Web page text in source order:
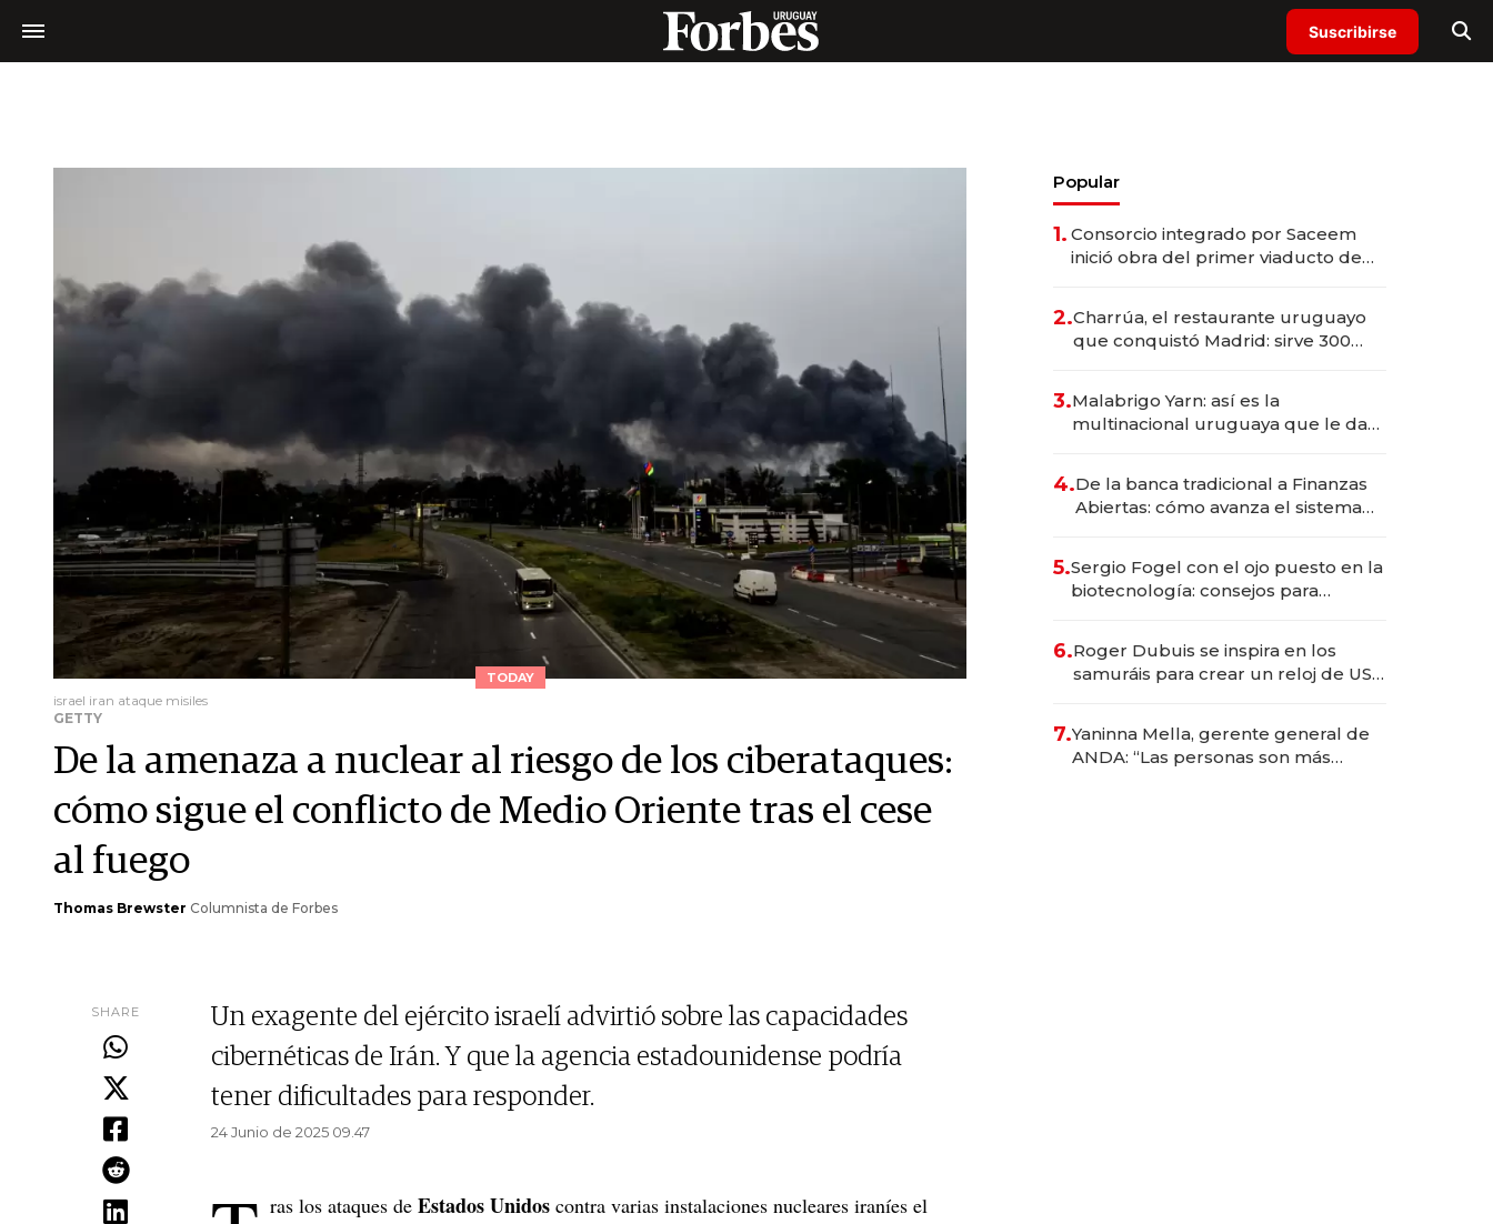
Suscribirse
TODAY
israel iran ataque misiles
GETTY
De la amenaza a nuclear al riesgo de los ciberataques:
cómo sigue el conflicto de Medio Oriente tras el cese
al fuego
Thomas Brewster Columnista de Forbes
SHARE
Un exagente del ejército israelí advirtió sobre las capacidades
cibernéticas de Irán. Y que la agencia estadounidense podría
tener dificultades para responder.
24 Junio de 2025 09.47
ras los ataques de Estados Unidos contra varias instalaciones nucleares iraníes el
Popular
1. Consorcio integrado por Saceem
inició obra del primer viaducto de
millones
2.Charrúa, el restaurante uruguayo
que conquistó Madrid: sirve 300
prepara apertura
3.Malabrigo Yarn: así es la
multinacional uruguaya que le da
4.De la banca tradicional a Finanzas
Abiertas: cómo avanza el sistema
5.Sergio Fogel con el ojo puesto en la
biotecnología: consejos para
6.Roger Dubuis se inspira en los
samuráis para crear un reloj de US$
7.Yaninna Mella, gerente general de
ANDA: “Las personas son más